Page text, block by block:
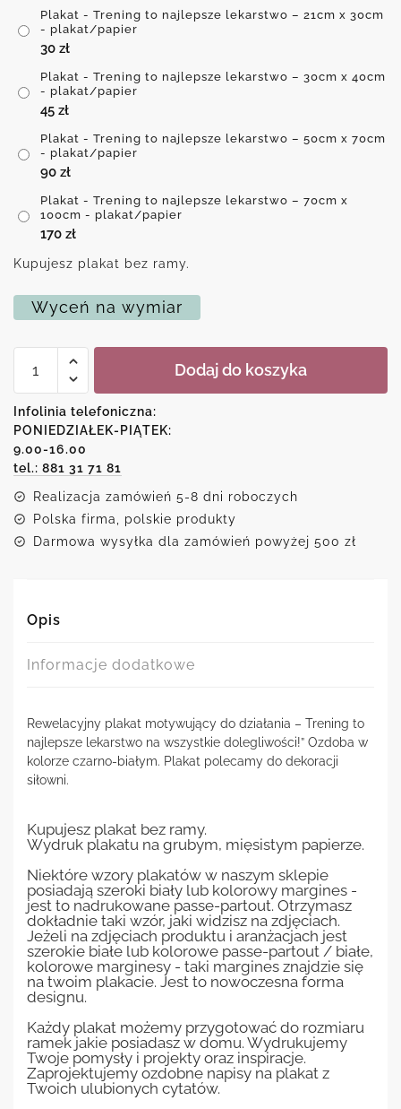
Plakat - Trening to najlepsze lekarstwo – 21cm x 30cm
- plakat/papier
30 zł
Plakat - Trening to najlepsze lekarstwo – 30cm x 40cm
- plakat/papier
45 zł
Plakat - Trening to najlepsze lekarstwo – 50cm x 70cm
- plakat/papier
90 zł
Plakat - Trening to najlepsze lekarstwo – 70cm x
100cm - plakat/papier
170 zł
Kupujesz plakat bez ramy.
Wyceń na wymiar
ilość
Plakat
to
najlepsze
lekarstwo
Dodaj do koszyka
Infolinia telefoniczna:
PONIEDZIAŁEK-PIĄTEK:
9.00-16.00
tel.: 881 31 71 81
Realizacja zamówień 5-8 dni roboczych
Polska firma, polskie produkty
Darmowa wysyłka dla zamówień powyżej 500 zł
Opis
Informacje dodatkowe
Rewelacyjny plakat motywujący do działania – Trening to
najlepsze lekarstwo na wszystkie dolegliwości!” Ozdoba w
kolorze czarno-białym. Plakat polecamy do dekoracji
siłowni.
Kupujesz plakat bez ramy.
Wydruk plakatu na grubym, mięsistym papierze.
Niektóre wzory plakatów w naszym sklepie
posiadają szeroki biały lub kolorowy margines -
jest to nadrukowane passe-partout. Otrzymasz
dokładnie taki wzór, jaki widzisz na zdjęciach.
Jeżeli na zdjęciach produktu i aranżacjach jest
szerokie białe lub kolorowe passe-partout / białe,
kolorowe marginesy - taki margines znajdzie się
na twoim plakacie. Jest to nowoczesna forma
designu.
Każdy plakat możemy przygotować do rozmiaru
ramek jakie posiadasz w domu. Wydrukujemy
Twoje pomysły i projekty oraz inspiracje.
Zaprojektujemy ozdobne napisy na plakat z
Twoich ulubionych cytatów.